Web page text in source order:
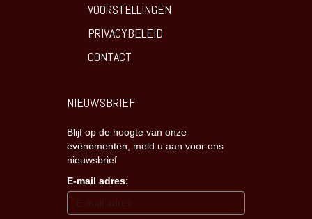
VOORSTELLINGEN
PRIVACYBELEID
CONTACT
NIEUWSBRIEF
Blijf op de hoogte van onze
evenementen, meld u aan voor ons
nieuwsbrief
E-mail adres: